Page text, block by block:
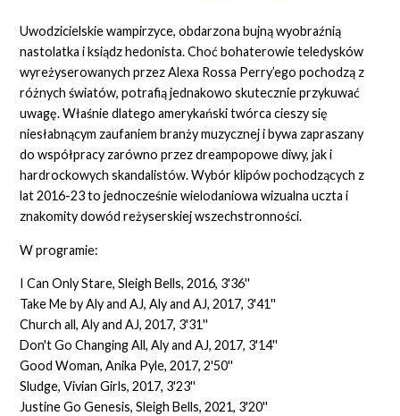
Uwodzicielskie wampirzyce, obdarzona bujną wyobraźnią
nastolatka i ksiądz hedonista. Choć bohaterowie teledysków
wyreżyserowanych przez Alexa Rossa Perry’ego pochodzą z
różnych światów, potrafią jednakowo skutecznie przykuwać
uwagę. Właśnie dlatego amerykański twórca cieszy się
niesłabnącym zaufaniem branży muzycznej i bywa zapraszany
do współpracy zarówno przez dreampopowe diwy, jak i
hardrockowych skandalistów. Wybór klipów pochodzących z
lat 2016-23 to jednocześnie wielodaniowa wizualna uczta i
znakomity dowód reżyserskiej wszechstronności.
W programie:
I Can Only Stare, Sleigh Bells, 2016, 3'36''
Take Me by Aly and AJ, Aly and AJ, 2017, 3'41''
Church all, Aly and AJ, 2017, 3'31''
Don't Go Changing All, Aly and AJ, 2017, 3'14''
Good Woman, Anika Pyle, 2017, 2'50''
Sludge, Vivian Girls, 2017, 3'23''
Justine Go Genesis, Sleigh Bells, 2021, 3'20''